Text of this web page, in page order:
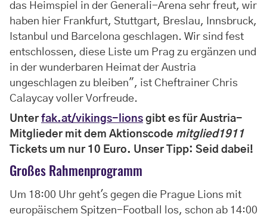
das Heimspiel in der Generali-Arena sehr freut, wir
haben hier Frankfurt, Stuttgart, Breslau, Innsbruck,
Istanbul und Barcelona geschlagen. Wir sind fest
entschlossen, diese Liste um Prag zu ergänzen und
in der wunderbaren Heimat der Austria
ungeschlagen zu bleiben", ist Cheftrainer Chris
Calaycay voller Vorfreude.
Unterfak.at/vikings-lions gibt es für Austria-
Mitglieder mit dem Aktionscode mitglied1911
Tickets um nur 10 Euro. Unser Tipp: Seid dabei!
Großes Rahmenprogramm
Um 18:00 Uhr geht's gegen die Prague Lions mit
europäischem Spitzen-Football los, schon ab 14:00